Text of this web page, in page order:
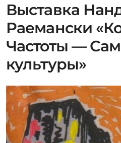
Выставка
Раемански
Частоты —
культуры»